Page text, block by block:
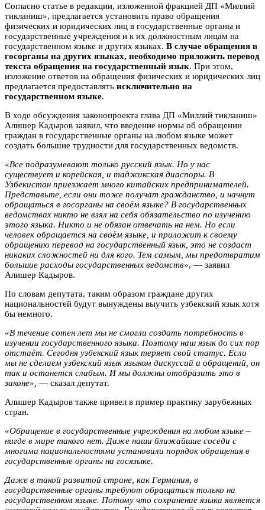
Согласно статье в редакции, изложенной фракцией ДП «Миллий
тикланиш», предлагается установить право обращения
физических и юридических лиц в государственные органы и
государственные учреждения и к их должностным лицам на
государственном языке и других языках. В случае обращения в
госорганы на других языках, необходимо приложить перевод
текста обращения на государственный язык. При этом,
изложение ответов на обращения физических и юридических лиц
предлагается предоставлять исключительно на
государственном языке.
В ходе обсуждения законопроекта глава ДП «Миллий тикланиш»
Алишер Кадыров заявил, что введение нормы об обращении
граждан в государственные органы на любом языке может
создать большие трудности для государственных ведомств.
«Все подразумевают только русский язык. Но у нас
существует и корейская, и таджикская диаспоры. В
Узбекистан приезжает много китайских предпринимателей.
Представьте, если они тоже получат гражданство, и начнут
обращаться в госорганы на своём языке? В государственных
ведомствах никто не взял на себя обязательство по изучению
этого языка. Никто и не обязан отвечать на нем. Но если
человек обращается на своём языке, и приложит к своему
обращению перевод на государственный язык, это не создаст
никаких сложностей ни для кого. Тем самым, мы предотвратим
большие расходы государственных ведомств», — заявил
Алишер Кадыров.
По словам депутата, таким образом граждане других
национальностей будут вынуждены выучить узбекский язык хотя
бы немного.
«В течение сотен лет мы не смогли создать потребность в
изучении государственного языка. Поэтому наш язык до сих пор
отстаёт. Сегодня узбекский язык теряет свой статус. Если
мы не сделаем узбекский язык языком дискуссий и обращений, он
так и останется слабым. И мы должны отобразить это в
законе», — сказал депутат.
Алишер Кадыров также привел в пример практику зарубежных
стран.
«Обращение в государственные учреждения на любом языке –
нигде в мире такого нет. Даже наши ближайшие соседи с
многими национальностями установили порядок обращения в
государственные органы на госязыке.
Даже в такой развитой стране, как Германия, в
государственные органы требуют обращаться только на
государственном языке. Потому что сохранение языка является